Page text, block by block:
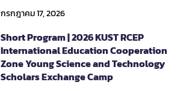
กรกฎาคม 17, 2026
Short Program | 2026 KUST RCEP
International Education Cooperation
Zone Young Science and Technology
Scholars Exchange Camp